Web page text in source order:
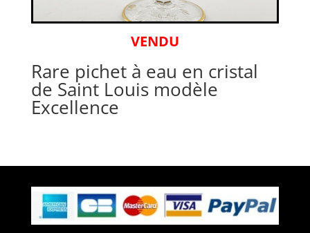
VENDU
Rare pichet à eau en cristal
de Saint Louis modèle
Excellence